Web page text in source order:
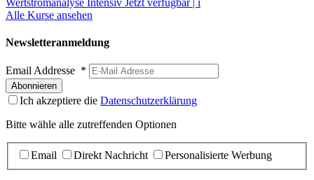
Alle Kurse ansehen
Newsletteranmeldung
Email Addresse *
Ich akzeptiere die Datenschutzerklärung
Bitte wähle alle zutreffenden Optionen
Email Direkt Nachricht Personalisierte Werbung